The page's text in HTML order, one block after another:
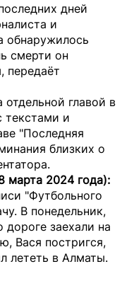
дней
и
обнаружилось
смерти он
передаёт
главой в
текстами и
"Последняя
близких о
марта 2024 года):
"Футбольного
В понедельник,
дороге заехали на
Вася постригся,
лететь в Алматы.